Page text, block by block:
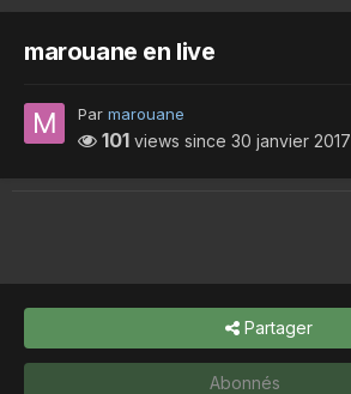
marouane en live
Par marouane
101 views since 30 janvier 2017
Partager
Abonnés